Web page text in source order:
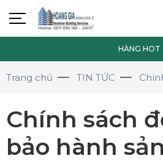
HÀNG HOT
Trang chủ TIN TỨC
Chính sách
bảo hành